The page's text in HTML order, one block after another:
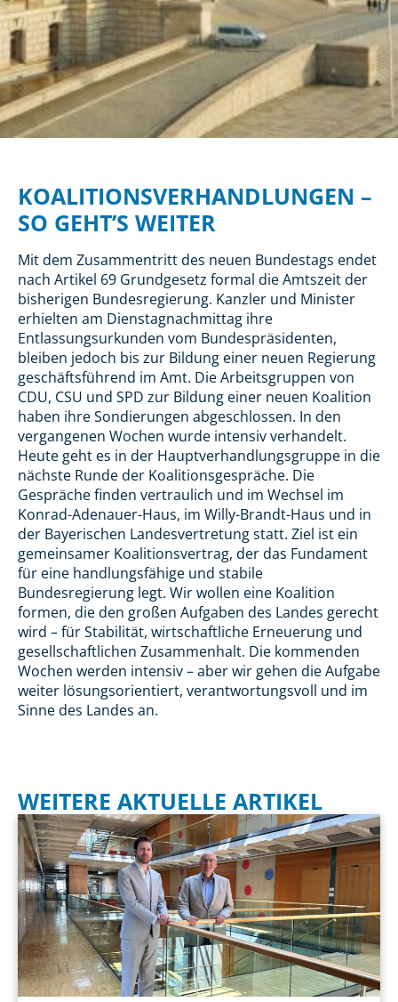
KOALITIONSVERHANDLUNGEN –
SO GEHT’S WEITER
Mit dem Zusammentritt des neuen Bundestags endet
nach Artikel 69 Grundgesetz formal die Amtszeit der
bisherigen Bundesregierung. Kanzler und Minister
erhielten am Dienstagnachmittag ihre
Entlassungsurkunden vom Bundespräsidenten,
bleiben jedoch bis zur Bildung einer neuen Regierung
geschäftsführend im Amt. Die Arbeitsgruppen von
CDU, CSU und SPD zur Bildung einer neuen Koalition
haben ihre Sondierungen abgeschlossen. In den
vergangenen Wochen wurde intensiv verhandelt.
Heute geht es in der Hauptverhandlungsgruppe in die
nächste Runde der Koalitionsgespräche. Die
Gespräche finden vertraulich und im Wechsel im
Konrad-Adenauer-Haus, im Willy-Brandt-Haus und in
der Bayerischen Landesvertretung statt. Ziel ist ein
gemeinsamer Koalitionsvertrag, der das Fundament
für eine handlungsfähige und stabile
Bundesregierung legt. Wir wollen eine Koalition
formen, die den großen Aufgaben des Landes gerecht
wird – für Stabilität, wirtschaftliche Erneuerung und
gesellschaftlichen Zusammenhalt. Die kommenden
Wochen werden intensiv – aber wir gehen die Aufgabe
weiter lösungsorientiert, verantwortungsvoll und im
Sinne des Landes an.
WEITERE AKTUELLE ARTIKEL